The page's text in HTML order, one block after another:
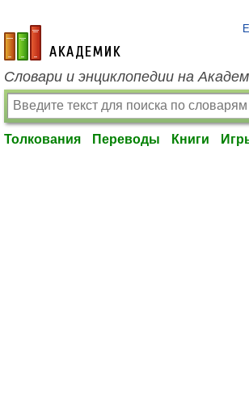
academic.ru
Словари и энциклопедии на
Толкования Переводы Книги